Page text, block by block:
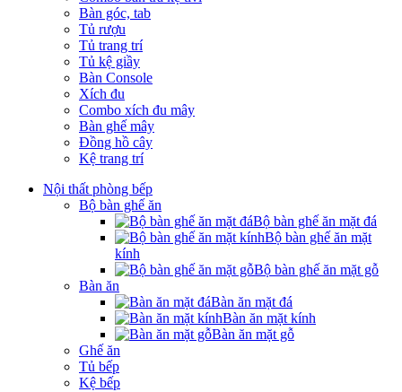
Bàn góc, tab
Tủ rượu
Tủ trang trí
Tủ kệ giầy
Bàn Console
Xích đu
Combo xích đu mây
Bàn ghế mây
Đồng hồ cây
Kệ trang trí
Nội thất phòng bếp
Bộ bàn ghế ăn
Bộ bàn ghế ăn mặt đá
Bộ bàn ghế ăn mặt
kính
Bộ bàn ghế ăn mặt gỗ
Bàn ăn
Bàn ăn mặt đá
Bàn ăn mặt kính
Bàn ăn mặt gỗ
Ghế ăn
Tủ bếp
Kệ bếp